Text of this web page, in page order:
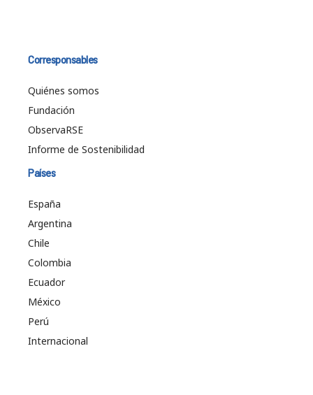
Corresponsables
Quiénes somos
Fundación
ObservaRSE
Informe de Sostenibilidad
Países
España
Argentina
Chile
Colombia
Ecuador
México
Perú
Internacional